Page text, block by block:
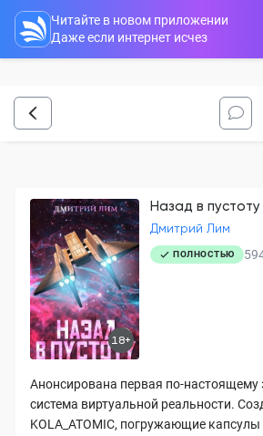
Читайте в новом приложении
Даже если интернет исчез
18+
Назад в пустоту
Дмитрий Лим
ПОЛНОСТЬЮ
Анонсирована первая по-
система виртуальной реальности.
KOLA_ATOMIC, погружающие капсулы